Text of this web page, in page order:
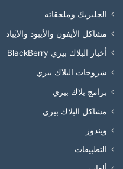
الجلبريك وملحقاته
مشاكل الأيفون والأيبود والآيباد
أخبار البلاك بيري BlackBerry
شروحات البلاك بيري
برامج بلاك بيري
مشاكل البلاك بيري
ويندوز
التطبيقات